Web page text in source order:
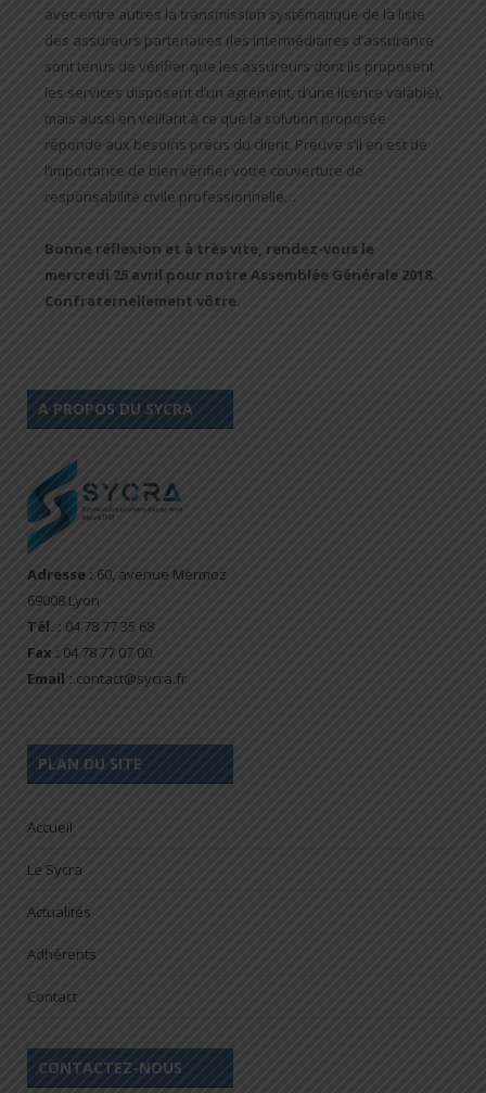
avec entre autres la transmission systématique de la liste
des assureurs partenaires (les intermédiaires d’assurance
sont tenus de vérifier que les assureurs dont ils proposent
les services disposent d’un agrément, d’une licence valable),
mais aussi en veillant à ce que la solution proposée
réponde aux besoins précis du client. Preuve s’il en est de
l’importance de bien vérifier votre couverture de
responsabilité civile professionnelle…
Bonne réflexion et à très vite, rendez-vous le
mercredi 25 avril pour notre Assemblée Générale 2018.
Confraternellement vôtre.
A PROPOS DU SYCRA
Adresse : 60, avenue Mermoz
69008 Lyon
Tél. : 04 78 77 35 68
Fax : 04 78 77 07 00
Email : contact@sycra.fr
PLAN DU SITE
Accueil
Le Sycra
Actualités
Adhérents
Contact
CONTACTEZ-NOUS